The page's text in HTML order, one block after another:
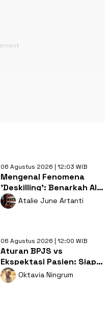
06 Agustus 2026 | 12:03 WIB
Mengenal Fenomena
'Deskilling': Benarkah AI
Perlahan Menurunkan
Keterampilan Berpikir
Atalie June Artanti
06 Agustus 2026 | 12:00 WIB
Aturan BPJS vs
Ekspektasi Pasien: Siapa
yang Sebenarnya Perlu
Disalahkan?
Oktavia Ningrum